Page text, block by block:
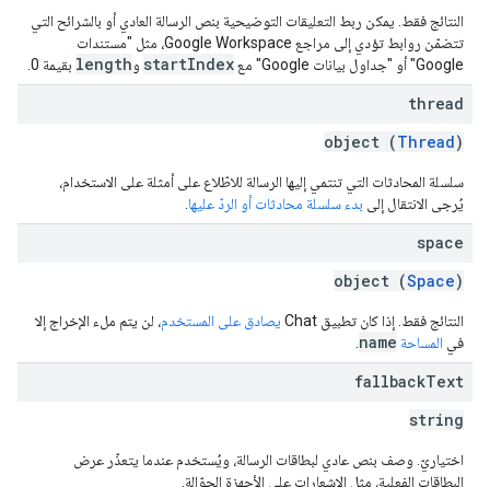
النتائج فقط. يمكن ربط التعليقات التوضيحية بنص الرسالة العادي أو بالشرائح التي
تتضمّن روابط تؤدي إلى مراجع Google Workspace، مثل "مستندات
Google" أو "جداول بيانات Google" مع
startIndex وlength بقيمة 0.
thread
object (Thread)
سلسلة المحادثات التي تنتمي إليها الرسالة للاطّلاع على أمثلة على الاستخدام،
يُرجى الانتقال إلى بدء سلسلة محادثات أو الردّ عليها
space
object (Space)
النتائج فقط. إذا كان تطبيق Chat يصادق على المستخدم، لن يتم ملء الإخراج إلا
في المساحة name
fallbackText
string
اختياريّ. وصف بنص عادي لبطاقات الرسالة، ويُستخدم عندما يتعذّر عرض
البطاقات الفعلية، مثل الإشعارات على الأجهزة الجوّالة.